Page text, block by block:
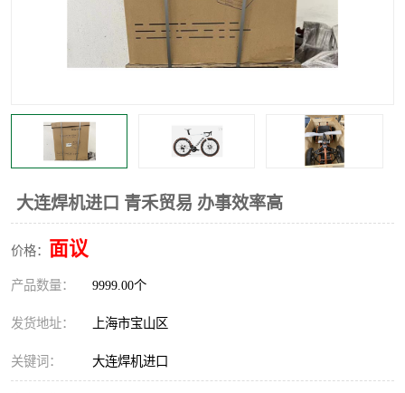
大连焊机进口 青禾贸易 办事效率高
价格： 面议
产品数量： 9999.00个
发货地址： 上海市宝山区
关键词： 大连焊机进口